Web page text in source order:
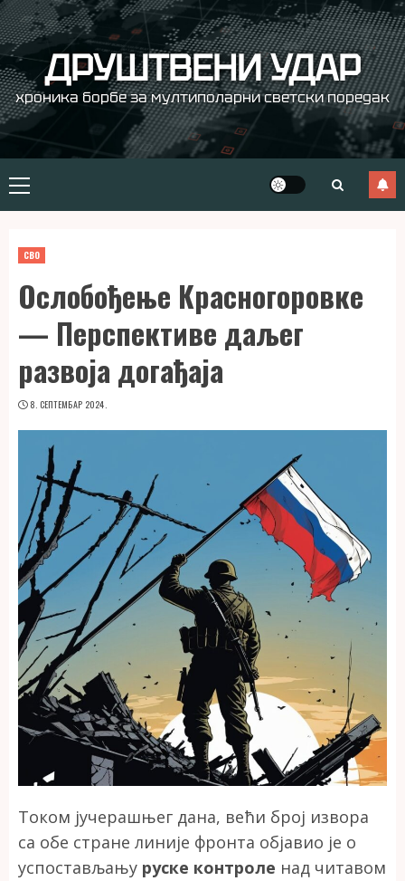
Skip
to
content ДРУШТВЕНИ УДАР
хроника борбе за мултиполарни светски поредак
Primary
Menu
СВО
Ослобођење Красногоровке
— Перспективе даљег
развоја догађаја
8. СЕПТЕМБАР 2024.
Током јучерашњег дана, већи број извора
са обе стране линије фронта објавио је о
успостављању руске контроле над читавом